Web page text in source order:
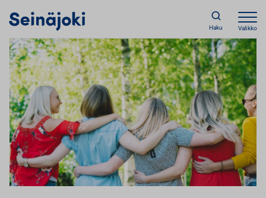
Haku Valikko